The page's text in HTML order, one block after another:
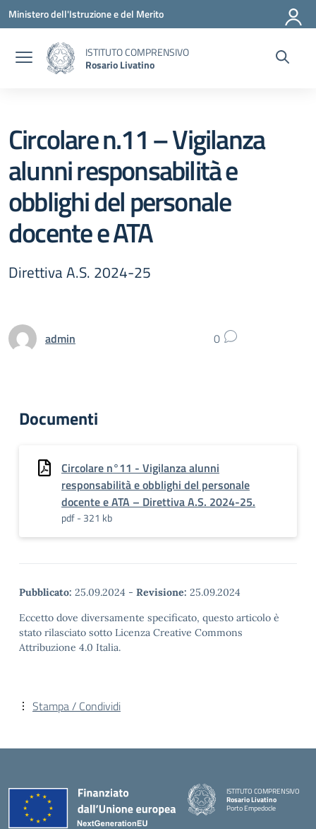
Vai ai contenuti
Vai al menu di navigazione
Vai al footer
Ministero dell'Istruzione e del Merito
ISTITUTO COMPRENSIVO
Rosario Livatino
Circolare n.11 – Vigilanza
alunni responsabilità e
obblighi del personale
docente e ATA
Direttiva A.S. 2024-25
admin 0
Documenti
Circolare n°11 - Vigilanza alunni
responsabilità e obblighi del personale
docente e ATA – Direttiva A.S. 2024-25.
pdf - 321 kb
Pubblicato: 25.09.2024 - Revisione: 25.09.2024
Eccetto dove diversamente specificato, questo articolo è
stato rilasciato sotto Licenza Creative Commons
Attribuzione 4.0 Italia.
Stampa / Condividi
ISTITUTO COMPRENSIVO
Rosario Livatino
Porto Empedocle